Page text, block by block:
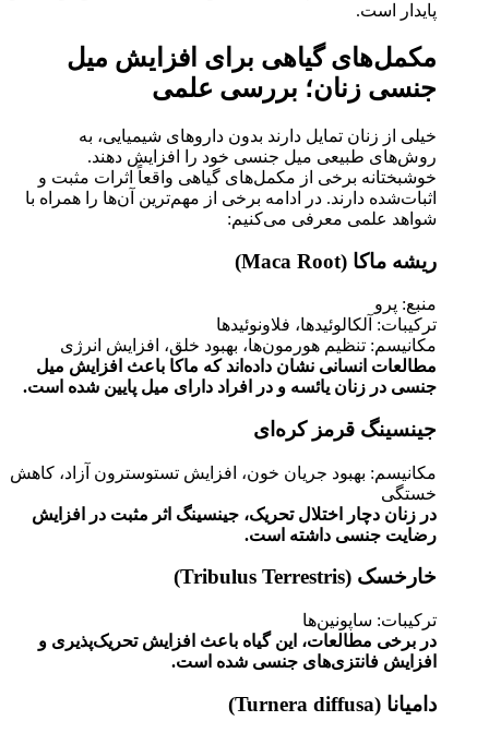
پایدار است.
مکمل‌های گیاهی برای افزایش میل
جنسی زنان؛ بررسی علمی
خیلی از زنان تمایل دارند بدون داروهای شیمیایی، به
روش‌های طبیعی میل جنسی خود را افزایش دهند.
خوشبختانه برخی از مکمل‌های گیاهی واقعاً اثرات مثبت و
اثبات‌شده دارند. در ادامه برخی از مهم‌ترین آن‌ها را همراه با
شواهد علمی معرفی می‌کنیم:
ریشه ماکا (Maca Root)
منبع: پرو
ترکیبات: آلکالوئیدها، فلاونوئیدها
مکانیسم: تنظیم هورمون‌ها، بهبود خلق، افزایش انرژی
مطالعات انسانی نشان داده‌اند که ماکا باعث افزایش میل
جنسی در زنان یائسه و در افراد دارای میل پایین شده است.
جینسینگ قرمز کره‌ای
مکانیسم: بهبود جریان خون، افزایش تستوسترون آزاد، کاهش
خستگی
در زنان دچار اختلال تحریک، جینسینگ اثر مثبت در افزایش
رضایت جنسی داشته است.
خارخسک (Tribulus Terrestris)
ترکیبات: ساپونین‌ها
در برخی مطالعات، این گیاه باعث افزایش تحریک‌پذیری و
افزایش فانتزی‌های جنسی شده است.
دامیانا (Turnera diffusa)